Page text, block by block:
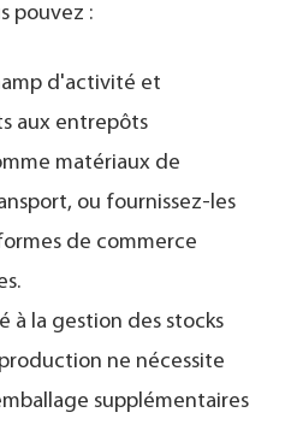
pouvez :
d'activité et
aux entrepôts
matériaux de
ou fournissez-les
de commerce
à la gestion des stocks
ne nécessite
supplémentaires